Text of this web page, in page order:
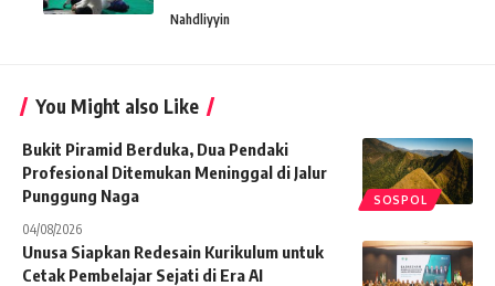
Nahdliyyin
You Might also Like
SOSPOL
Bukit Piramid Berduka, Dua Pendaki
Profesional Ditemukan Meninggal di Jalur
Punggung Naga
04/08/2026
Unusa Siapkan Redesain Kurikulum untuk
Cetak Pembelajar Sejati di Era AI